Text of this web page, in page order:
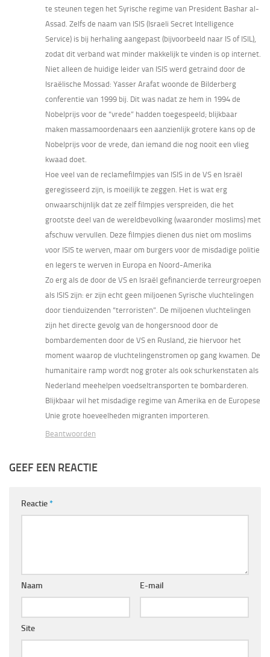
te steunen tegen het Syrische regime van President Bashar al-
Assad. Zelfs de naam van ISIS (Israeli Secret Intelligence
Service) is bij herhaling aangepast (bijvoorbeeld naar IS of ISIL),
zodat dit verband wat minder makkelijk te vinden is op internet.
Niet alleen de huidige leider van ISIS werd getraind door de
Israëlische Mossad: Yasser Arafat woonde de Bilderberg
conferentie van 1999 bij. Dit was nadat ze hem in 1994 de
Nobelprijs voor de “vrede” hadden toegespeeld; blijkbaar
maken massamoordenaars een aanzienlijk grotere kans op de
Nobelprijs voor de vrede, dan iemand die nog nooit een vlieg
kwaad doet.
Hoe veel van de reclamefilmpjes van ISIS in de VS en Israël
geregisseerd zijn, is moeilijk te zeggen. Het is wat erg
onwaarschijnlijk dat ze zelf filmpjes verspreiden, die het
grootste deel van de wereldbevolking (waaronder moslims) met
afschuw vervullen. Deze filmpjes dienen dus niet om moslims
voor ISIS te werven, maar om burgers voor de misdadige politie
en legers te werven in Europa en Noord-Amerika
Zo erg als de door de VS en Israël gefinancierde terreurgroepen
als ISIS zijn: er zijn echt geen miljoenen Syrische vluchtelingen
door tienduizenden “terroristen”. De miljoenen vluchtelingen
zijn het directe gevolg van de hongersnood door de
bombardementen door de VS en Rusland, zie hiervoor het
moment waarop de vluchtelingenstromen op gang kwamen. De
humanitaire ramp wordt nog groter als ook schurkenstaten als
Nederland meehelpen voedseltransporten te bombarderen.
Blijkbaar wil het misdadige regime van Amerika en de Europese
Unie grote hoeveelheden migranten importeren.
Beantwoorden
GEEF EEN REACTIE
Reactie*
Naam E-mail
Site